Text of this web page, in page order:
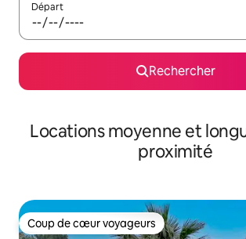
Départ
Rechercher
Locations moyenne et
proximité
Coup de cœur voyageurs
Coup de cœur voyageurs